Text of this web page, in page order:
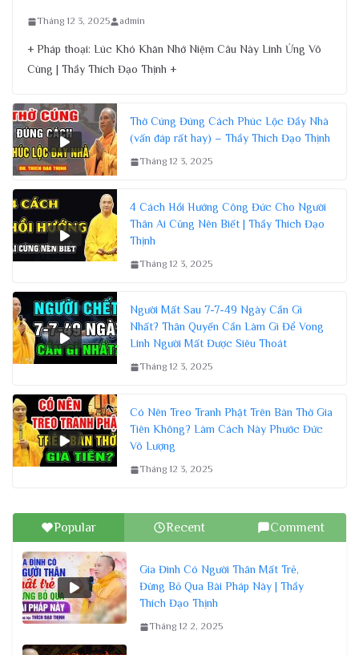
Tháng 12 3, 2025 admin
+ Pháp thoại: Lúc Khó Khăn Nhớ Niệm Câu Này Linh Ứng Vô
Cùng | Thầy Thích Đạo Thịnh +
Thờ Cúng Đúng Cách Phúc Lộc Đầy Nhà
(vấn đáp rất hay) – Thầy Thích Đạo Thịnh
Tháng 12 3, 2025
4 Cách Hồi Hướng Công Đức Cho Người
Thân Ai Cũng Nên Biết | Thầy Thích Đạo
Thịnh
Tháng 12 3, 2025
Người Mất Sau 7-7-49 Ngày Cần Gì
Nhất? Thân Quyến Cần Làm Gì Để Vong
Linh Người Mất Được Siêu Thoát
Tháng 12 3, 2025
Có Nên Treo Tranh Phật Trên Bàn Thờ Gia
Tiên Không? Làm Cách Này Phước Đức
Vô Lượng
Tháng 12 3, 2025
Popular Recent Comment
Gia Đình Có Người Thân Mất Trẻ,
Đừng Bỏ Qua Bài Pháp Này | Thầy
Thích Đạo Thịnh
Tháng 12 2, 2025